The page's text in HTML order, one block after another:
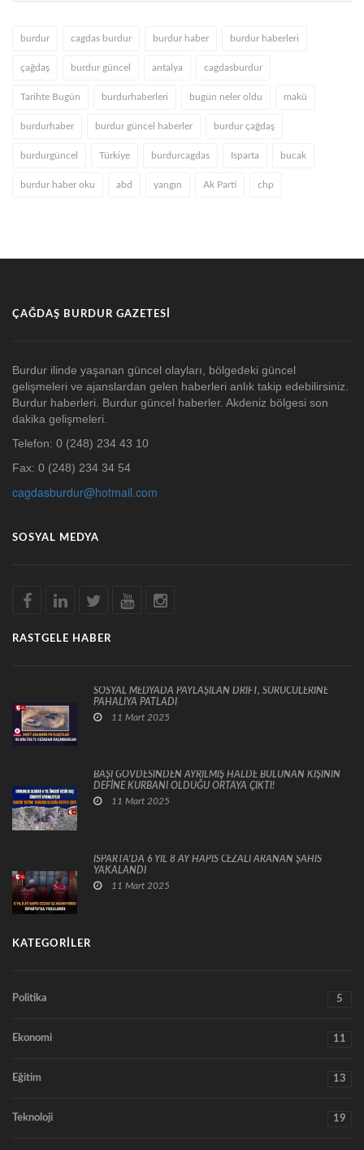
burdur cagdas burdur burdur haber burdur haberleri
çağdaş burdur güncel antalya cagdasburdur
Tarihte Bugün burdurhaberleri bugün neler oldu makü
burdurhaber burdur güncel haberler burdur çağdaş
burdurgüncel Türkiye burdurcagdas Isparta bucak
burdur haber oku abd yangın Ak Parti chp
ÇAĞDAŞ BURDUR GAZETESI
Burdur ilinde yaşanan güncel olayları, bölgedeki güncel
gelişmeleri ve ajanslardan gelen haberleri anlık takip edebilirsiniz.
Burdur haberleri. Burdur güncel haberler. Akdeniz bölgesi son
dakika gelişmeleri.
Telefon: 0 (248) 234 43 10
Fax: 0 (248) 234 34 54
cagdasburdur@hotmail.com
SOSYAL MEDYA
RASTGELE HABER
SOSYAL MEDYADA PAYLAŞILAN DRİFT, SÜRÜCÜLERİNE
PAHALIYA PATLADI
11 Mart 2025
BAŞI GÖVDESİNDEN AYRILMIŞ HALDE BULUNAN KİŞİNİN
DEFİNE KURBANI OLDUĞU ORTAYA ÇIKTI!
11 Mart 2025
ISPARTA’DA 6 YIL 8 AY HAPİS CEZALI ARANAN ŞAHIS
YAKALANDI
11 Mart 2025
KATEGORILER
Politika 5
Ekonomi 11
Eğitim 13
Teknoloji 19